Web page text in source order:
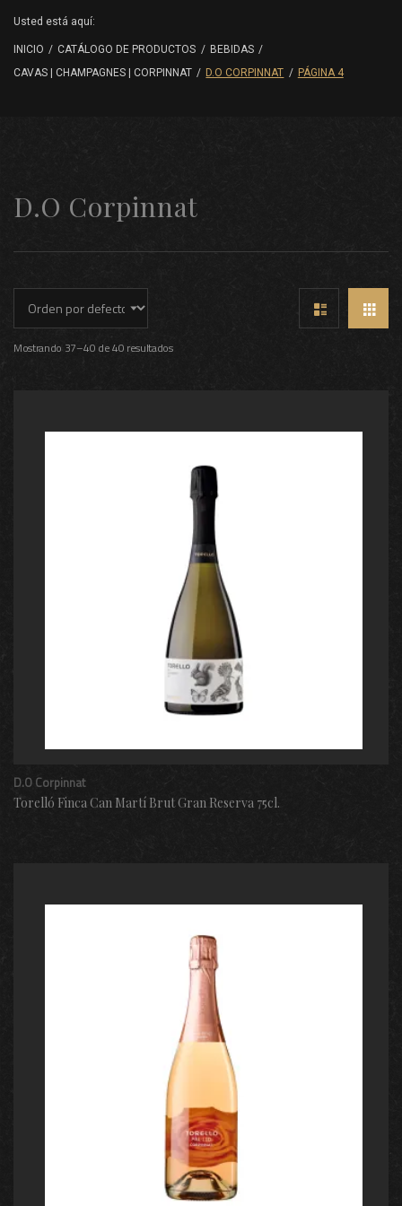
Usted está aquí:
INICIO / CATÁLOGO DE PRODUCTOS / BEBIDAS /
CAVAS | CHAMPAGNES | CORPINNAT / D.O CORPINNAT / PÁGINA 4
D.O Corpinnat
Mostrando 37–40 de 40 resultados
D.O Corpinnat
Torelló Finca Can Martí Brut Gran Reserva 75cl.